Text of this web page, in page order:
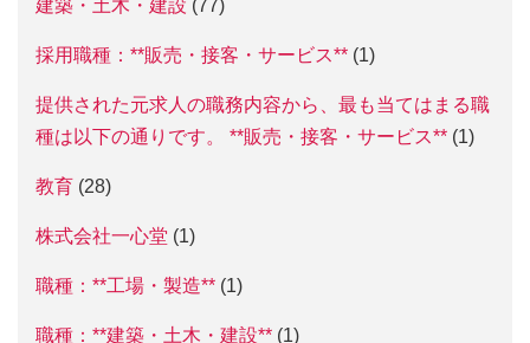
建築・土木・建設 (77)
採用職種：**販売・接客・サービス** (1)
提供された元求人の職務内容から、最も当てはまる職
種は以下の通りです。 **販売・接客・サービス** (1)
教育 (28)
株式会社一心堂 (1)
職種：**工場・製造** (1)
職種：**建築・土木・建設** (1)